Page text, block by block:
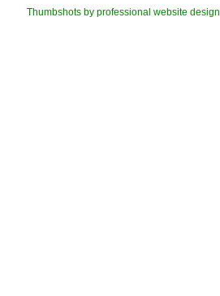
Thumbshots by professional website design